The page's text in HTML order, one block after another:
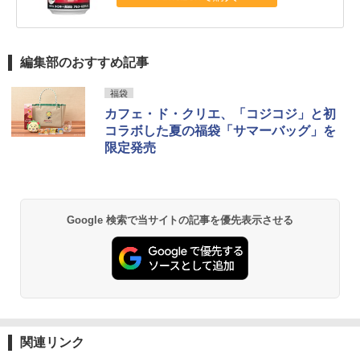
編集部のおすすめ記事
福袋
カフェ・ド・クリエ、「コジコジ」と初
コラボした夏の福袋「サマーバッグ」を
限定発売
Google 検索で当サイトの記事を優先表示させる
関連リンク